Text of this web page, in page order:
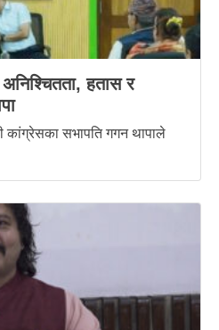
हतास र
कांग्रेसका सभापति गगन थापाले